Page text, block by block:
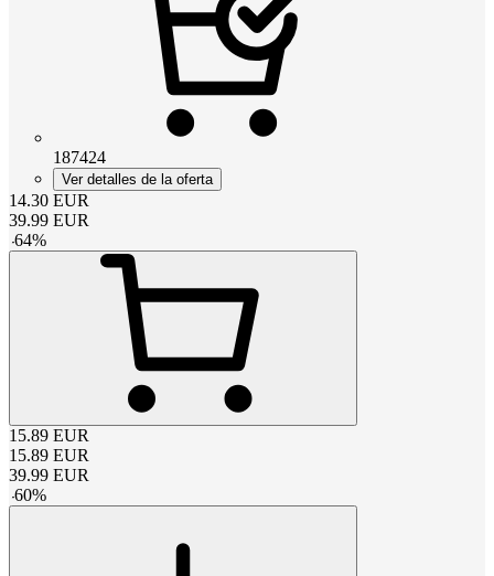
187424
Ver detalles de la oferta
14.30 EUR
39.99 EUR
-64%
15.89 EUR
15.89 EUR
39.99 EUR
-60%